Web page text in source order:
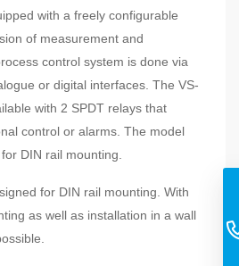
with a freely configurable
of measurement and
control system is done via
or digital interfaces. The VS-
with 2 SPDT relays that
control or alarms. The model
DIN rail mounting.
for DIN rail mounting. With
as well as installation in a wall